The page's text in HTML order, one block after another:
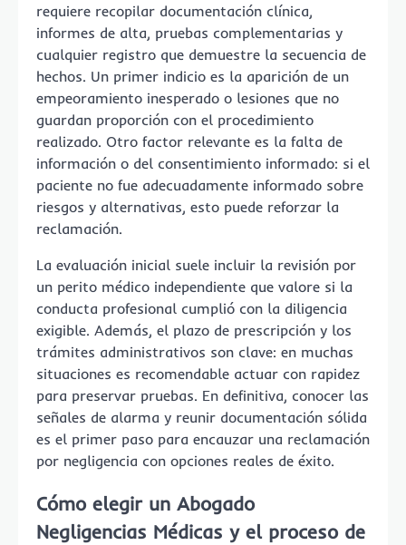
requiere recopilar documentación clínica,
informes de alta, pruebas complementarias y
cualquier registro que demuestre la secuencia de
hechos. Un primer indicio es la aparición de un
empeoramiento inesperado o lesiones que no
guardan proporción con el procedimiento
realizado. Otro factor relevante es la falta de
información o del consentimiento informado: si el
paciente no fue adecuadamente informado sobre
riesgos y alternativas, esto puede reforzar la
reclamación.
La evaluación inicial suele incluir la revisión por
un perito médico independiente que valore si la
conducta profesional cumplió con la diligencia
exigible. Además, el plazo de prescripción y los
trámites administrativos son clave: en muchas
situaciones es recomendable actuar con rapidez
para preservar pruebas. En definitiva, conocer las
señales de alarma y reunir documentación sólida
es el primer paso para encauzar una reclamación
por negligencia con opciones reales de éxito.
Cómo elegir un Abogado
Negligencias Médicas y el proceso de